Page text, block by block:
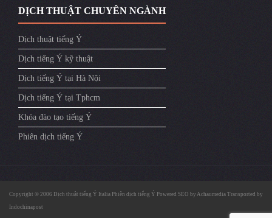
DỊCH THUẬT CHUYÊN NGÀNH
Dịch thuật tiếng Ý
Dịch tiếng Ý kỹ thuật
Dịch tiếng Ý tại Hà Nội
Dịch tiếng Ý tại Tphcm
Khóa đào tạo tiếng Ý
Phiên dịch tiếng Ý
Copyright © 2006 Dịch thuật tiếng Ý Italia Phiên dịch tiếng Ý Powered SEO by Achaumedia Transported by
Indochinapost